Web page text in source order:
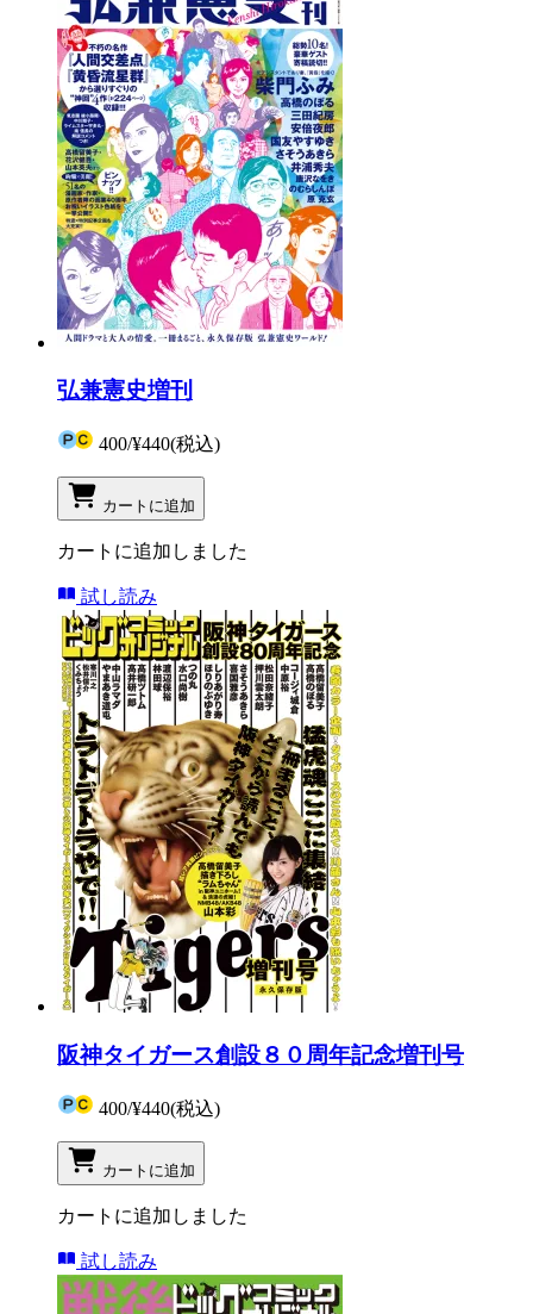
弘兼憲史増刊
400/¥440(税込)
カートに追加
カートに追加しました
試し読み
阪神タイガース創設８０周年記念増刊号
400/¥440(税込)
カートに追加
カートに追加しました
試し読み